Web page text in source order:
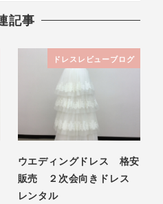
記事
ドレスレビューブログ
ウエディングドレス 格安
販売 ２次会向きドレス
レンタル